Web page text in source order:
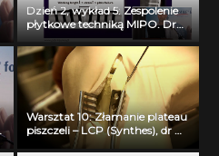
Dzień 2, wykład 5: Zespolenie
płytkowe techniką MIPO. Dr
Marek Kolaśniewski
Warsztat 10: Złamanie plateau
piszczeli – LCP (Synthes), dr M.
Kolaśniewski